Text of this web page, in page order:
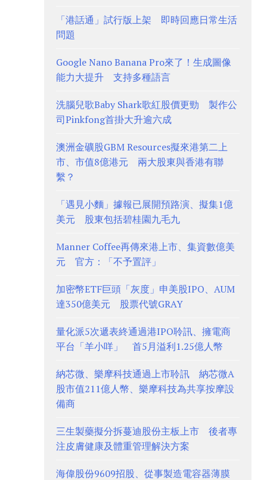
「港話通」試行版上架 即時回應日常生活
問題
Google Nano Banana Pro來了！生成圖像
能力大提升 支持多種語言
洗腦兒歌Baby Shark歌紅股價更勁 製作公
司Pinkfong首掛大升逾六成
澳洲金礦股GBM Resources擬來港第二上
市、市值8億港元 兩大股東與香港有聯
繫？
「遇見小麵」據報已展開預路演、擬集1億
美元 股東包括碧桂園九毛九
Manner Coffee再傳來港上市、集資數億美
元 官方：「不予置評」
加密幣ETF巨頭「灰度」申美股IPO、AUM
達350億美元 股票代號GRAY
量化派5次遞表終通過港IPO聆訊、擁電商
平台「羊小咩」 首5月溢利1.25億人幣
納芯微、樂摩科技通過上市聆訊 納芯微A
股市值211億人幣、樂摩科技為共享按摩設
備商
三生製藥擬分拆蔓迪股份主板上市 後者專
注皮膚健康及體重管理解決方案
海偉股份9609招股、從事製造電容器薄膜